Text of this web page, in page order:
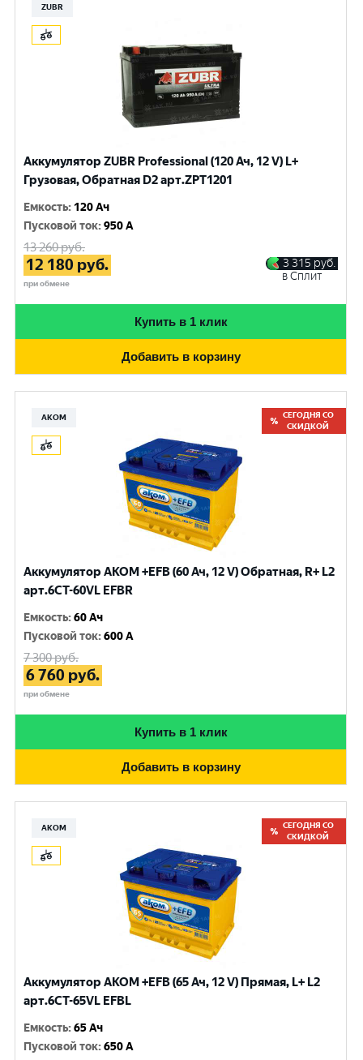
ZUBR
Аккумулятор ZUBR Professional (120 Ач, 12 V) L+
Грузовая, Обратная D2 арт.ZPT1201
Емкость: 120 Ач
Пусковой ток:950 A
13 260руб.
12 180 руб.
при обмене
3 315 руб.
в Сплит
Купить в 1 клик
Добавить в корзину
АКОМ
СЕГОДНЯ СО
СКИДКОЙ
Аккумулятор AKOM +EFB (60 Ач, 12 V) Обратная, R+ L2
арт.6CТ-60VL EFBR
Емкость:60 Ач
Пусковой ток:600 A
7 300руб.
6 760 руб.
при обмене
Купить в 1 клик
Добавить в корзину
АКОМ
СЕГОДНЯ СО
СКИДКОЙ
Аккумулятор AKOM +EFB (65 Ач, 12 V) Прямая, L+ L2
арт.6СТ-65VL EFBL
Емкость:65 Ач
Пусковой ток:650 A